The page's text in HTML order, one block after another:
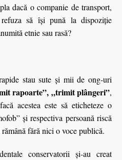
dacă o companie de transport,
să îşi pună la dispoziţie
etnie sau rasă?
stau sute şi mii de ong-uri
rapoarte”, „trimit plângeri”,
acestea este să eticheteze o
şi respectiva persoană riscă
fără nici o voce publică.
conservatorii şi-au creat